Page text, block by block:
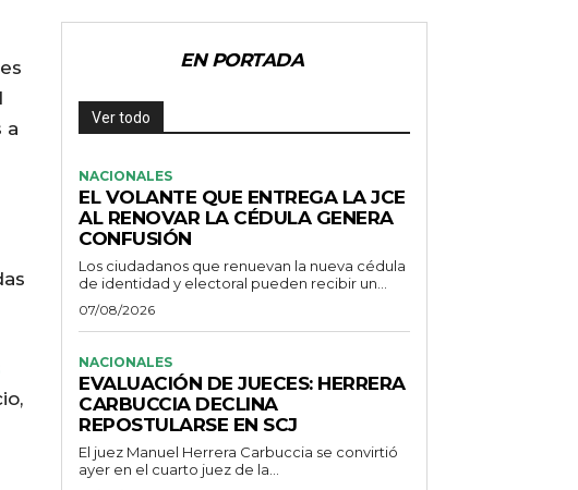
a
EN PORTADA
Ver todo
NACIONALES
EL VOLANTE QUE ENTREGA LA JCE
AL RENOVAR LA CÉDULA GENERA
CONFUSIÓN
Los ciudadanos que renuevan la nueva cédula
de identidad y electoral pueden recibir un...
07/08/2026
NACIONALES
EVALUACIÓN DE JUECES: HERRERA
CARBUCCIA DECLINA
REPOSTULARSE EN SCJ
El juez Manuel Herrera Carbuccia se convirtió
ayer en el cuarto juez de la...